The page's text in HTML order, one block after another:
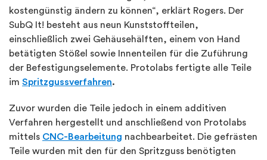
kostengünstig ändern zu können“, erklärt Rogers. Der
SubQ It! besteht aus neun Kunststoffteilen,
einschließlich zwei Gehäusehälften, einem von Hand
betätigten Stößel sowie Innenteilen für die Zuführung
der Befestigungselemente. Protolabs fertigte alle Teile
im Spritzgussverfahren.
Zuvor wurden die Teile jedoch in einem additiven
Verfahren hergestellt und anschließend von Protolabs
mittels CNC-Bearbeitung nachbearbeitet. Die gefrästen
Teile wurden mit den für den Spritzguss benötigten